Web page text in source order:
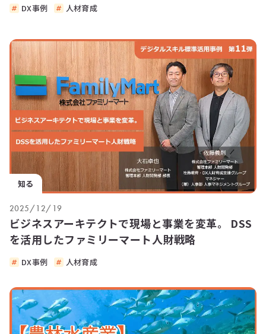
DX事例 人材育成
知る
2025/12/19
ビジネスアーキテクトで現場と事業を変革。 DSS
を活用したファミリーマート人財戦略
DX事例 人材育成